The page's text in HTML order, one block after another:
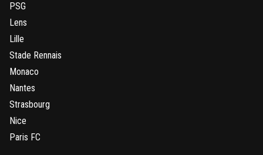
PSG
Lens
Lille
Stade Rennais
Monaco
Nantes
Strasbourg
Nice
Paris FC